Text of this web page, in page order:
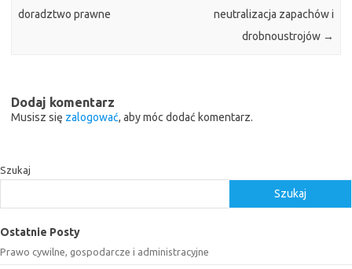
doradztwo prawne
neutralizacja zapachów i
drobnoustrojów →
Dodaj komentarz
Musisz się zalogować, aby móc dodać komentarz.
Szukaj
Szukaj
Ostatnie Posty
Prawo cywilne, gospodarcze i administracyjne